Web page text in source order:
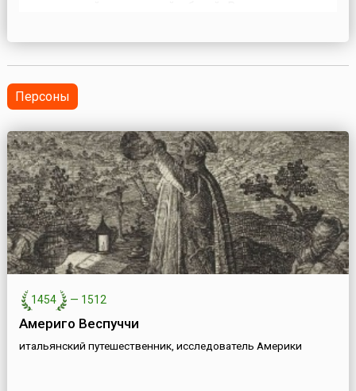
Персоны
1454 — 1512
Америго Веспуччи
итальянский путешественник, исследователь Америки